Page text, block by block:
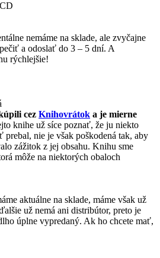
nemáme na sklade, ale zvyčajne
a odoslať do 3 – 5 dní. A
rýchlejšie!
cez Knihovrátok a je mierne
knihe už síce poznať, že ju niekto
prebal, nie je však poškodená tak, aby
zážitok z jej obsahu. Knihu sme
môže na niektorých obaloch
aktuálne na sklade, máme však už
už nemá ani distribútor, preto je
úplne vypredaný. Ak ho chcete mať,